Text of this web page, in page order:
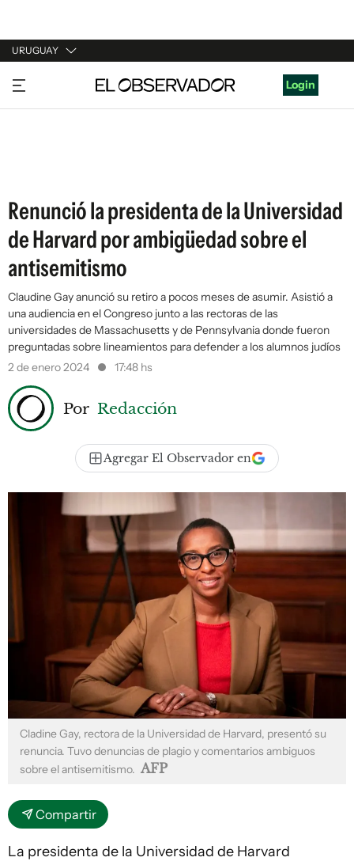
URUGUAY
URUGUAY
ARGENTINA
Login
Renunció la presidenta de la Universidad
de Harvard por ambigüedad sobre el
antisemitismo
Claudine Gay anunció su retiro a pocos meses de asumir. Asistió a
una audiencia en el Congreso junto a las rectoras de las
universidades de Massachusetts y de Pennsylvania donde fueron
preguntadas sobre lineamientos para defender a los alumnos judíos
2 de enero 2024
17:48 hs
Por Redacción
Agregar El Observador en
Cladine Gay, rectora de la Universidad de Harvard, presentó su
renuncia. Tuvo denuncias de plagio y comentarios ambiguos
sobre el antisemitismo. AFP
Compartir
La presidenta de la Universidad de Harvard